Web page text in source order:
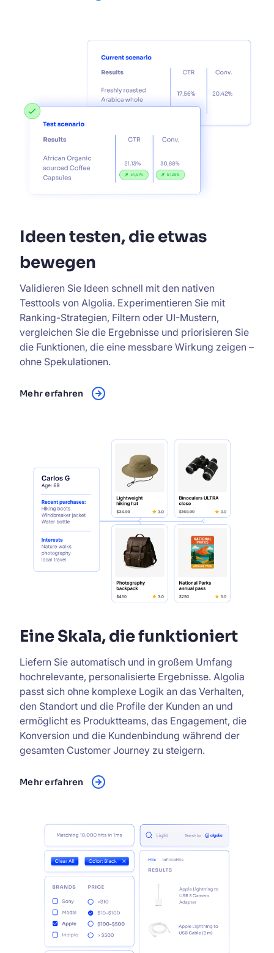
Ideen testen, die etwas
bewegen
Validieren Sie Ideen schnell mit den nativen
Testtools von Algolia. Experimentieren Sie mit
Ranking-Strategien, Filtern oder UI-Mustern,
vergleichen Sie die Ergebnisse und priorisieren Sie
die Funktionen, die eine messbare Wirkung zeigen –
ohne Spekulationen.
Mehr erfahren
Eine Skala, die funktioniert
Liefern Sie automatisch und in großem Umfang
hochrelevante, personalisierte Ergebnisse. Algolia
passt sich ohne komplexe Logik an das Verhalten,
den Standort und die Profile der Kunden an und
ermöglicht es Produktteams, das Engagement, die
Konversion und die Kundenbindung während der
gesamten Customer Journey zu steigern.
Mehr erfahren